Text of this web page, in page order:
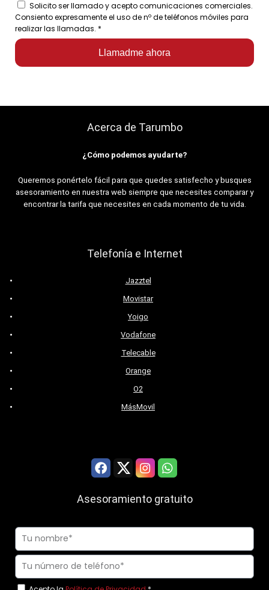
Solicito ser llamado y acepto comunicaciones comerciales.
Consiento expresamente el uso de nº de teléfonos móviles para
realizar las llamadas. *
Llamadme ahora
Acerca de Tarumbo
¿Cómo podemos ayudarte?
Queremos ponértelo fácil para que quedes satisfecho y busques
asesoramiento en nuestra web siempre que necesites comparar y
encontrar la tarifa que necesites en cada momento de tu vida.
Telefonía e Internet
Jazztel
Movistar
Yoigo
Vodafone
Telecable
Orange
O2
MásMovil
Asesoramiento gratuito